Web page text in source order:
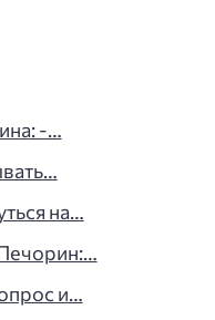
-…
на…
и…